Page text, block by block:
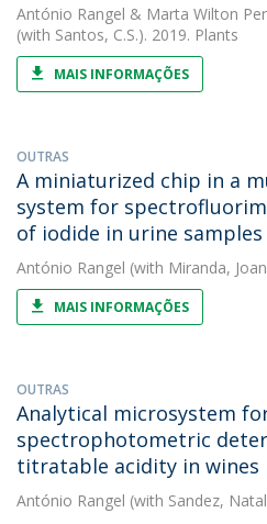
António Rangel & Marta Wilton
(with Santos, C.S.). 2019. Plants
MAIS INFORMAÇÕES
OUTRAS
A miniaturized chip in a
system for
of iodide in urine samples
António Rangel (with Miranda,
MAIS INFORMAÇÕES
OUTRAS
Analytical microsystem
spectrophotometric
titratable acidity in wines
António Rangel (with Sandez,